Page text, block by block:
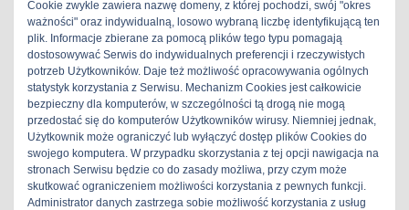
Pioneer CT-A9D
27 lutego 2024| Maxim |
Cookie zwykle zawiera nazwę domeny, z której pochodzi, swój "okres
ważności" oraz indywidualną, losowo wybraną liczbę identyfikującą ten
plik. Informacje zbierane za pomocą plików tego typu pomagają
dostosowywać Serwis do indywidualnych preferencji i rzeczywistych
potrzeb Użytkowników. Daje też możliwość opracowywania ogólnych
statystyk korzystania z Serwisu. Mechanizm Cookies jest całkowicie
bezpieczny dla komputerów, w szczególności tą drogą nie mogą
przedostać się do komputerów Użytkowników wirusy. Niemniej jednak,
Użytkownik może ograniczyć lub wyłączyć dostęp plików Cookies do
swojego komputera. W przypadku skorzystania z tej opcji nawigacja na
stronach Serwisu będzie co do zasady możliwa, przy czym może
skutkować ograniczeniem możliwości korzystania z pewnych funkcji.
Administrator danych zastrzega sobie możliwość korzystania z usług